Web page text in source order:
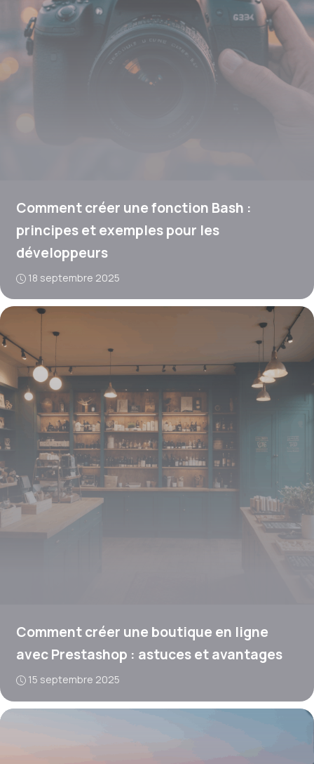
Comment créer une fonction Bash :
principes et exemples pour les
développeurs
18 septembre 2025
Comment créer une boutique en ligne
avec Prestashop : astuces et avantages
15 septembre 2025